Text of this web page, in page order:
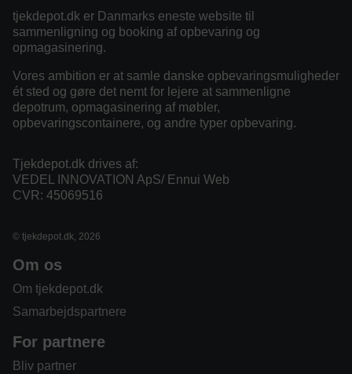
tjekdepot.dk er Danmarks eneste website til
sammenligning og booking af opbevaring og
opmagasinering.
Vores ambition er at samle danske opbevaringsmuligheder
ét sted og gøre det nemt for lejere at sammenligne
depotrum, opmagasinering af møbler,
opbevaringscontainere, og andre typer opbevaring.
Tjekdepot.dk drives af:
VEDEL INNOVATION ApS/ Ennui Web
CVR: 45069516
© tjekdepot.dk, 2026
Om os
Om tjekdepot.dk
Samarbejdspartnere
For partnere
Bliv partner